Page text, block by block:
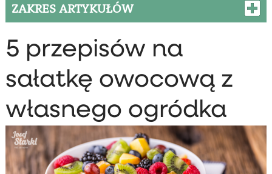
ZAKRES ARTYKUŁÓW
5 przepisów na
sałatkę owocową z
własnego ogródka